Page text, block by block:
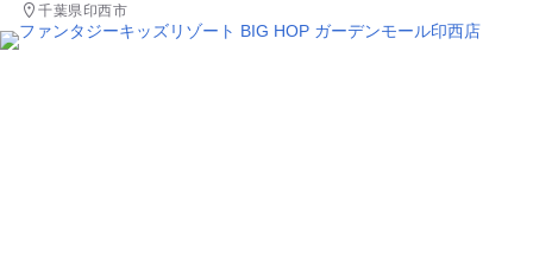
千葉県印西市